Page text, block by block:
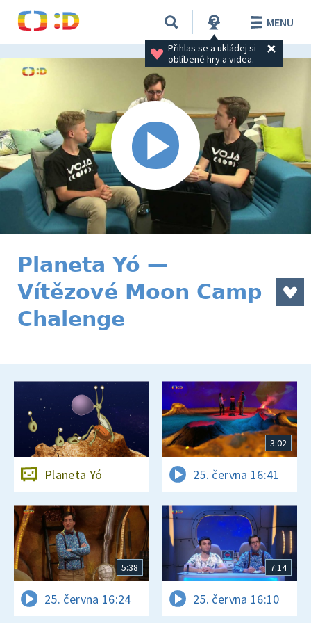
Přihlas se a ukládej si
oblíbené hry a videa.
MENU
Planeta Yó —
Vítězové Moon Camp
Chalenge
Planeta Yó
3:02
25. června 16:41
5:38
25. června 16:24
7:14
25. června 16:10